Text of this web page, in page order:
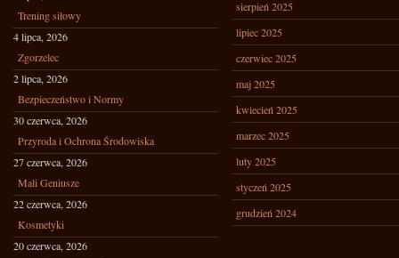
Trening siłowy
4 lipca, 2026
Zgorzelec
2 lipca, 2026
Bezpieczeństwo i Normy
30 czerwca, 2026
Przyroda i Ochrona Środowiska
27 czerwca, 2026
Mali Geniusze
22 czerwca, 2026
Kosmetyki
20 czerwca, 2026
sierpień 2025
lipiec 2025
czerwiec 2025
maj 2025
kwiecień 2025
marzec 2025
luty 2025
styczeń 2025
grudzień 2024